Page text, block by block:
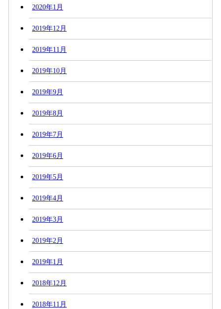
2020年1月
2019年12月
2019年11月
2019年10月
2019年9月
2019年8月
2019年7月
2019年6月
2019年5月
2019年4月
2019年3月
2019年2月
2019年1月
2018年12月
2018年11月